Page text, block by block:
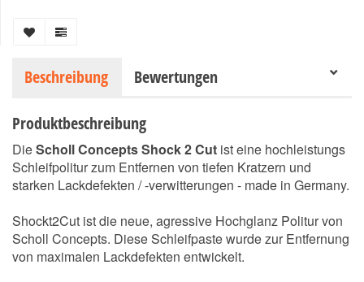
Beschreibung Bewertungen
Produktbeschreibung
DieScholl Concepts Shock 2 Cut ist eine hochleistungs
Schleifpolitur zum Entfernen von tiefen Kratzern und
starken Lackdefekten / -verwitterungen - made in Germany.
Shockt2Cut ist die neue, agressive Hochglanz Politur von
Scholl Concepts. Diese Schleifpaste wurde zur Entfernung
von maximalen Lackdefekten entwickelt.